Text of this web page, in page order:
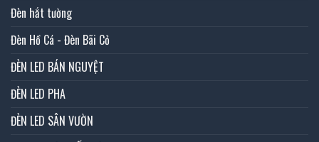
Đèn hắt tường
Đèn Hồ Cá - Đèn Bãi Cỏ
ĐÈN LED BÁN NGUYỆT
ĐÈN LED PHA
ĐÈN LED SÂN VƯỜN